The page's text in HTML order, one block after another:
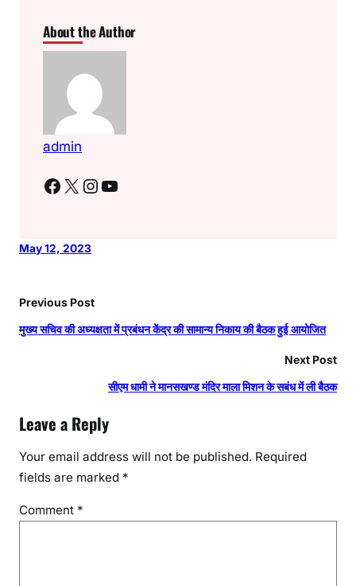
About the Author
admin
Facebook X Instagram YouTube
May 12, 2023
Previous Post
मुख्य सचिव की अध्यक्षता में प्रबंधन केंद्र की सामान्य निकाय की बैठक हुई आयोजित
Next Post
सीएम धामी ने मानसखण्ड मंदिर माला मिशन के सबंध में ली बैठक
Leave a Reply
Your email address will not be published. Required
fields are marked *
Comment *